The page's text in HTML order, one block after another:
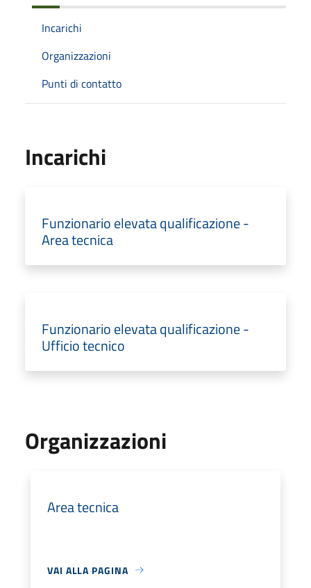
Incarichi
Organizzazioni
Punti di contatto
Incarichi
Funzionario elevata qualificazione -
Area tecnica
Funzionario elevata qualificazione -
Ufficio tecnico
Organizzazioni
Area tecnica
VAI ALLA PAGINA